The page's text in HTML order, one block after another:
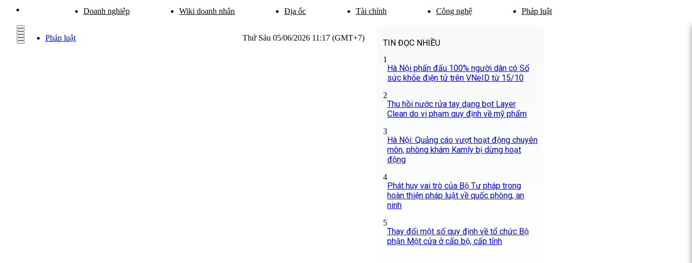
Doanh nghiệp Wiki doanh nhân Địa ốc Tài chính Công nghệ Pháp luật
Pháp luật Thứ Sáu 05/06/2026 11:17 (GMT+7)
TIN ĐỌC NHIỀU
1
Hà Nội phấn đấu 100% người dân có Sổ
sức khỏe điện tử trên VNeID từ 15/10
2
Thu hồi nước rửa tay dạng bọt Layer
Clean do vi phạm quy định về mỹ phẩm
3
Hà Nội: Quảng cáo vượt hoạt động chuyên
môn, phòng khám Kamly bị dừng hoạt
động
4
Phát huy vai trò của Bộ Tư pháp trong
hoàn thiện pháp luật về quốc phòng, an
ninh
5
Thay đổi một số quy định về tổ chức Bộ
phận Một cửa ở cấp bộ, cấp tỉnh